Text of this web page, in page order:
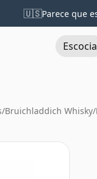
🇺🇸Parece que
Escocia
/Bruichladdich Whisky/